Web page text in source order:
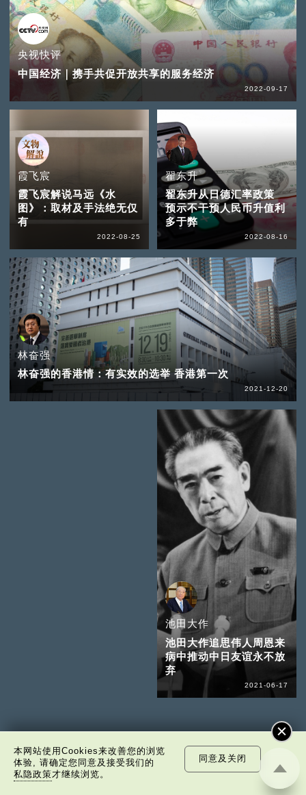
央视快评
中国经济｜携手共促开放共享的服务经济
2022-09-17
霞飞宸
霞飞宸解说马远《水
图》：取材及手法绝无仅
有
2022-08-25
翟东升
翟东升从日德汇率政策
预示不干预人民币升值利
多于弊
2022-08-16
林奋强
林奋强的香港情：有实效的选举 香港第一次
2021-12-20
池田大作
池田大作追思伟人周恩来
病中推动中日友谊永不放
弃
2021-06-17
本网站使用Cookies来改善您的浏览
体验, 请确定您同意及接受我们的
私隐政策才继续浏览。
同意及关闭